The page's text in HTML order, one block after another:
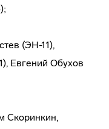
(ЭН-11),
Евгений Обухов
Скоринкин,